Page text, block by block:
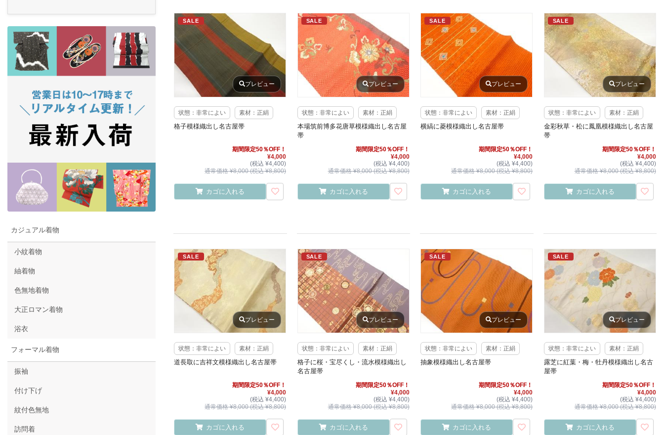
カジュアル着物
小紋着物
紬着物
色無地着物
大正ロマン着物
浴衣
フォーマル着物
振袖
付け下げ
紋付色無地
訪問着
SALE
プレビュー
状態：非常によい 素材：正絹
格子模様織出し名古屋帯
期間限定50％OFF！
¥4,000
(税込 ¥4,400)
通常価格 ¥8,000 (税込 ¥8,800)
カゴに入れる
SALE
プレビュー
状態：非常によい 素材：正絹
本場筑前博多花唐草模様織出し名古屋
帯
期間限定50％OFF！
¥4,000
(税込 ¥4,400)
通常価格 ¥8,000 (税込 ¥8,800)
カゴに入れる
SALE
プレビュー
状態：非常によい 素材：正絹
横縞に菱模様織出し名古屋帯
期間限定50％OFF！
¥4,000
(税込 ¥4,400)
通常価格 ¥8,000 (税込 ¥8,800)
カゴに入れる
SALE
プレビュー
状態：非常によい 素材：正絹
金彩秋草・松に鳳凰模様織出し名古屋
帯
期間限定50％OFF！
¥4,000
(税込 ¥4,400)
通常価格 ¥8,000 (税込 ¥8,800)
カゴに入れる
SALE
プレビュー
状態：非常によい 素材：正絹
道長取に吉祥文模様織出し名古屋帯
期間限定50％OFF！
¥4,000
(税込 ¥4,400)
通常価格 ¥8,000 (税込 ¥8,800)
カゴに入れる
SALE
プレビュー
状態：非常によい 素材：正絹
格子に桜・宝尽くし・流水模様織出し
名古屋帯
期間限定50％OFF！
¥4,000
(税込 ¥4,400)
通常価格 ¥8,000 (税込 ¥8,800)
カゴに入れる
SALE
プレビュー
状態：非常によい 素材：正絹
抽象模様織出し名古屋帯
期間限定50％OFF！
¥4,000
(税込 ¥4,400)
通常価格 ¥8,000 (税込 ¥8,800)
カゴに入れる
SALE
プレビュー
状態：非常によい 素材：正絹
露芝に紅葉・梅・牡丹模様織出し名古
屋帯
期間限定50％OFF！
¥4,000
(税込 ¥4,400)
通常価格 ¥8,000 (税込 ¥8,800)
カゴに入れる